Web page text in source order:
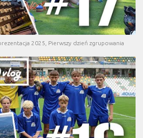
2025, Pierwszy dzień zgrupowania